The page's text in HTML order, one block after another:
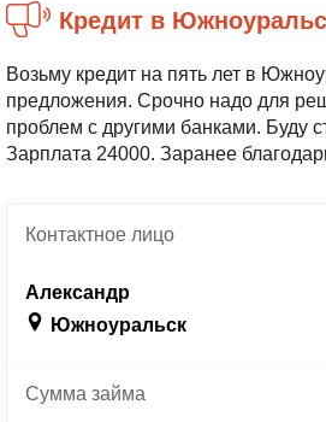
Кредит в
Возьму кредит на пять лет в
предложения. Срочно надо для
проблем с другими банками. Буду
Зарплата 24000. Заранее
Контактноелицо
Александр
Южноуральск
Суммазайма